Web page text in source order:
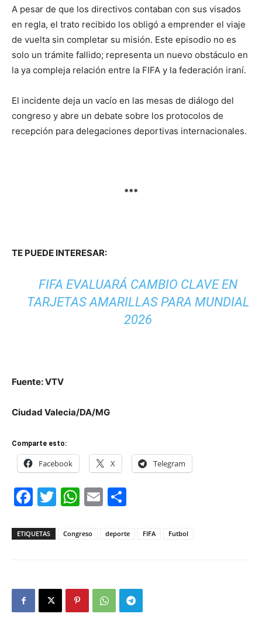
A pesar de que los directivos contaban con sus visados
en regla, el trato recibido los obligó a emprender el viaje
de vuelta sin completar su misión. Este episodio no es
solo un trámite fallido; representa un nuevo obstáculo en
la ya compleja relación entre la FIFA y la federación iraní.
El incidente deja un vacío en las mesas de diálogo del
congreso y abre un debate sobre los protocolos de
recepción para delegaciones deportivas internacionales.
***
TE PUEDE INTERESAR:
FIFA EVALUARÁ CAMBIO CLAVE EN
TARJETAS AMARILLAS PARA MUNDIAL
2026
Fuente: VTV
Ciudad Valecia/DA/MG
Comparte esto:
Facebook X Telegram
Facebook
Twitter
WhatsApp
Email
ETIQUETAS Congreso deporte FIFA Futbol